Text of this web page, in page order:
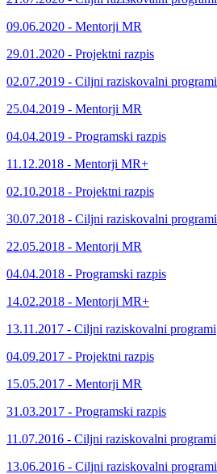
09.06.2020 - Mentorji MR
29.01.2020 - Projektni razpis
02.07.2019 - Ciljni raziskovalni programi
25.04.2019 - Mentorji MR
04.04.2019 - Programski razpis
11.12.2018 - Mentorji MR+
02.10.2018 - Projektni razpis
30.07.2018 - Ciljni raziskovalni programi
22.05.2018 - Mentorji MR
04.04.2018 - Programski razpis
14.02.2018 - Mentorji MR+
13.11.2017 - Ciljni raziskovalni programi
04.09.2017 - Projektni razpis
15.05.2017 - Mentorji MR
31.03.2017 - Programski razpis
11.07.2016 - Ciljni raziskovalni programi
13.06.2016 - Ciljni raziskovalni programi